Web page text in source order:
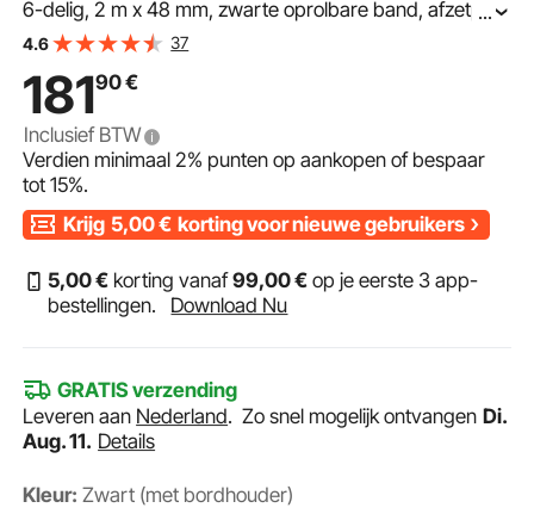
6-delig, 2 m x 48 mm, zwarte oprolbare band, afzetpaal
voor personengeleidingssysteem met borden voor
...
4.6 37
18190€
Inclusief BTW
Verdien minimaal2% punten op aankopen of bespaar
tot15%.
Krijg 5,00€ korting voor nieuwe gebruikers
5,00€ korting vanaf99,00€ op je eerste 3 app-
bestellingen.
Download Nu
GRATIS verzending
Leveren aan Nederland.Zo snel mogelijk ontvangen Di.
Aug. 11. Details
Kleur: Zwart (met bordhouder)